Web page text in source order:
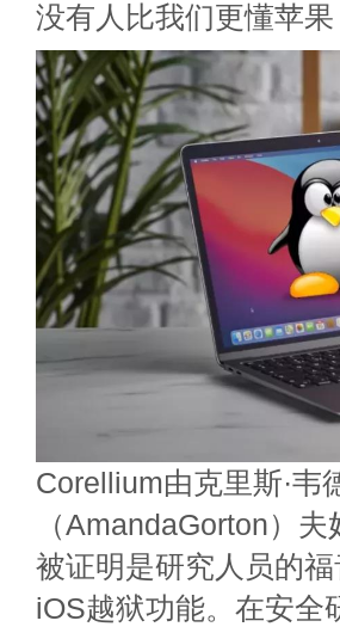
没有人比我们更懂苹果
Corellium由克里斯·韦
（AmandaGorton）
被证明是研究人员的
iOS越狱功能。在安全